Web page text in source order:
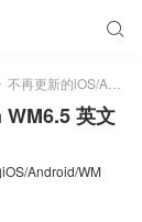

不再更新的iOS/Android/WM
英文
Android/WM